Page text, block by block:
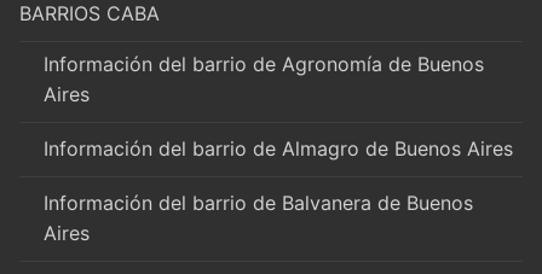
BARRIOS CABA
Información del barrio de Agronomía de Buenos
Aires
Información del barrio de Almagro de Buenos Aires
Información del barrio de Balvanera de Buenos
Aires